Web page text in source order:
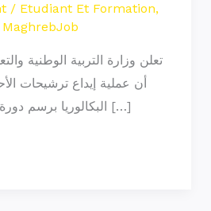
/ Etudiant Et Formation,
MaghrebJob
تعلن وزارة التربية الوطنية
أن عملية إيداع ترشيحات
البكالوريا برسم دورة 2022, ستنطلق يوم […]